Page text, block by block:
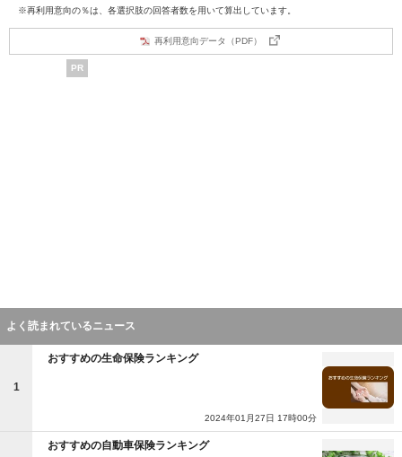
※再利用意向の％は、各選択肢の回答者数を用いて算出しています。
再利用意向データ（PDF）
PR
よく読まれているニュース
1
おすすめの生命保険ランキング
2024年01月27日 17時00分
おすすめの自動車保険ランキング